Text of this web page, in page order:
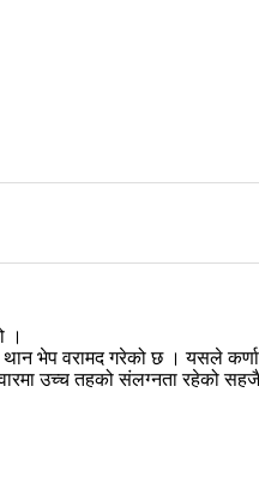
।
भेप वरामद गरेको छ । यसले
उच्च तहको संलग्नता रहेको